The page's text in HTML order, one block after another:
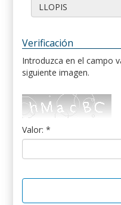
Verificación
Introduzca en el campo
siguiente imagen.
Valor: *